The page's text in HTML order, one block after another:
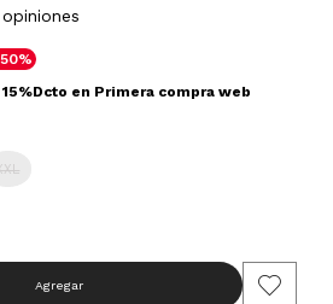
opiniones
15%Dcto en Primera compra web
Agregar